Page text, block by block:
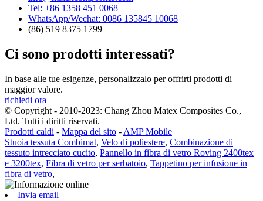
Tel: +86 1358 451 0068
WhatsApp/Wechat: 0086 135845 10068
(86) 519 8375 1799
Ci sono prodotti interessati?
In base alle tue esigenze, personalizzalo per offrirti prodotti di
maggior valore.
richiedi ora
© Copyright - 2010-2023: Chang Zhou Matex Composites Co.,
Ltd. Tutti i diritti riservati.
Prodotti caldi - Mappa del sito - AMP Mobile
Stuoia tessuta Combimat, Velo di poliestere, Combinazione di
tessuto intrecciato cucito, Pannello in fibra di vetro Roving 2400tex
e 3200tex, Fibra di vetro per serbatoio, Tappetino per infusione in
fibra di vetro,
Invia email